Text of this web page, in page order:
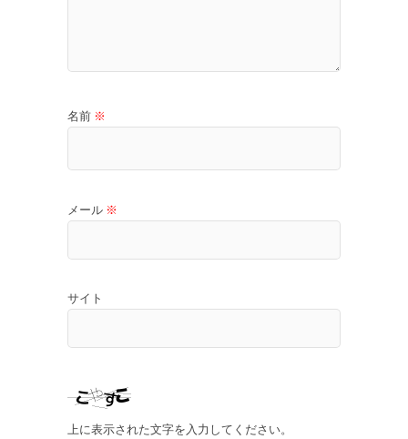
名前 ※
メール ※
サイト
上に表示された文字を入力してください。